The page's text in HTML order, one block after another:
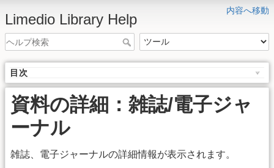
内容へ移動
Limedio Library Help
目次
資料の詳細：雑誌/電子ジャ
ーナル
雑誌、電子ジャーナルの詳細情報が表示されます。